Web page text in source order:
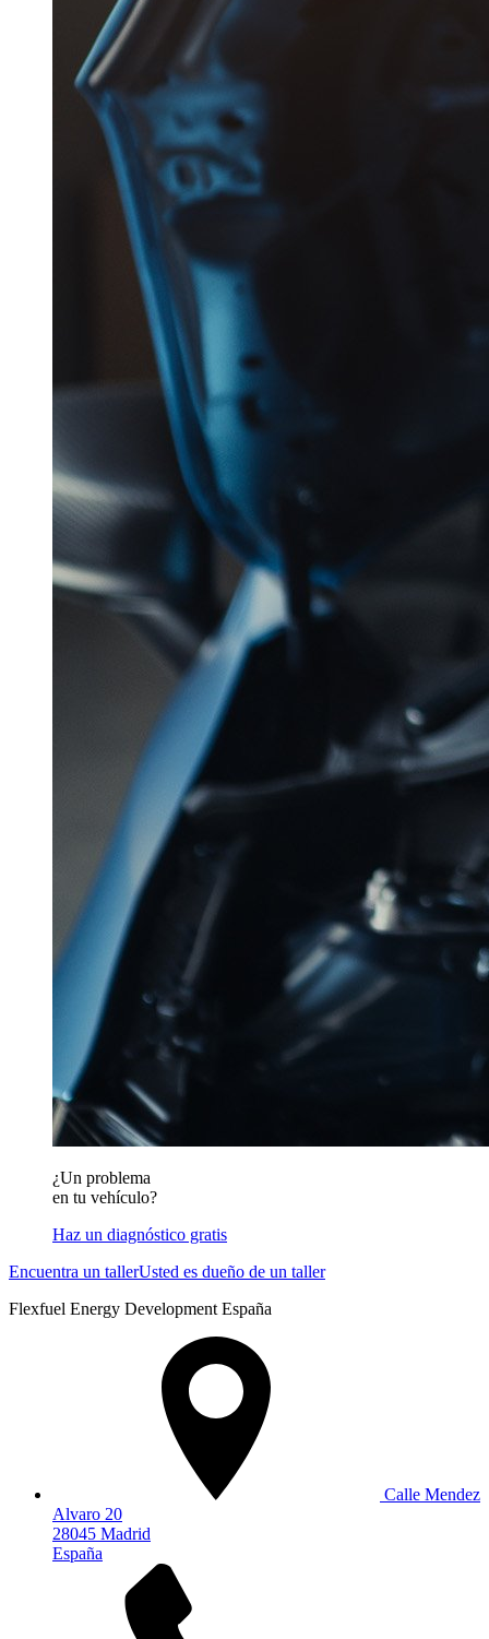
¿Un problema
en tu vehículo?
Haz un diagnóstico gratis
Encuentra un tallerUsted es dueño de un taller
Flexfuel Energy Development España
Calle Mendez
Alvaro 20
28045 Madrid
España